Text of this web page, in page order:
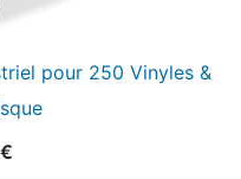
pour 250 Vinyles &
€